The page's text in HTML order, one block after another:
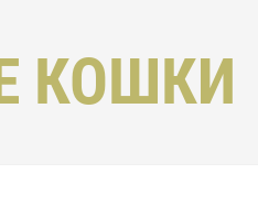
КОШКИ